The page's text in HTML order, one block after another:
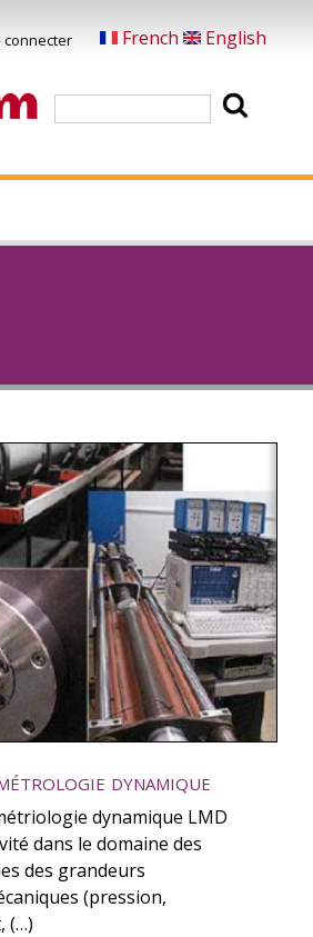
connecter French English
dynamique
dynamique LMD
dans le domaine des
des grandeurs
(pression,
(…)